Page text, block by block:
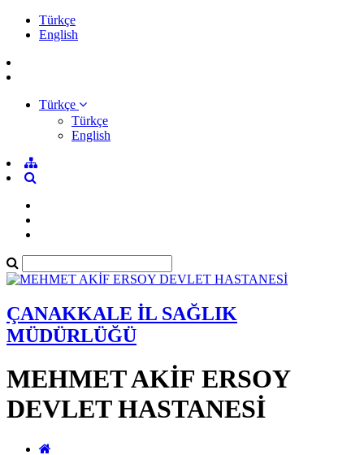
Türkçe
English
Türkçe
Türkçe
English
ÇANAKKALE İL SAĞLIK
MÜDÜRLÜĞÜ
MEHMET AKİF ERSOY
DEVLET HASTANESİ